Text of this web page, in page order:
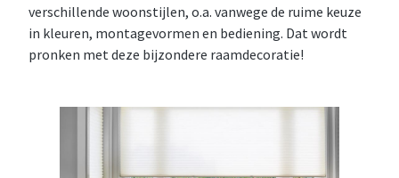
verschillende woonstijlen, o.a. vanwege de ruime keuze
in kleuren, montagevormen en bediening. Dat wordt
pronken met deze bijzondere raamdecoratie!